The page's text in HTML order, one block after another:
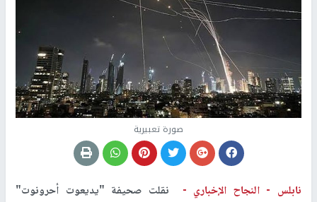
صورة تعبيرية
نابلس -النجاح الإخباري -
نقلت صحيفة "يديعوت أحرونوت"